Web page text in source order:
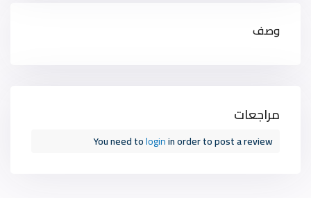
وصف
مراجعات
You need tologinin order to post a review